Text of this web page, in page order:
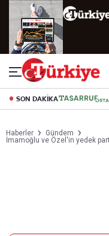
SON DAKİKA
Haberler
Gündem
İmamoğlu ve Özel'in yedek